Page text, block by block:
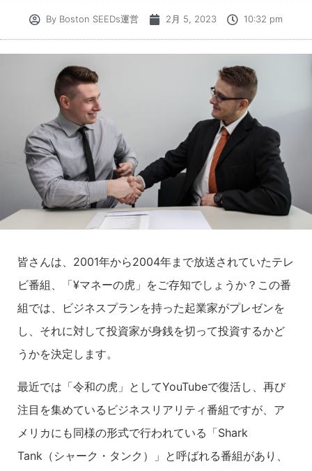
By Boston SEEDs運営 2月 5, 2023 10:32 pm
皆さんは、2001年から2004年まで放送されていたテレ
ビ番組、「¥マネーの虎」をご存知でしょうか？この番
組では、ビジネスプランを持った起業家がプレゼンを
し、それに対して投資家が身銭を切って投資するかど
うかを決定します。
最近では「令和の虎」としてYouTubeで復活し、再び
注目を集めているビジネスリアリティ番組ですが、ア
メリカにも同様の形式で行われている「Shark
Tank（シャーク・タンク）」と呼ばれる番組があり、